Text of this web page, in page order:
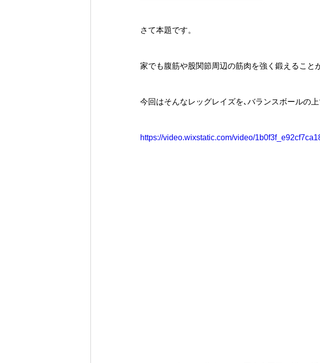
さて本題です。
家でも腹筋や股関節周辺の筋肉を強く鍛えること
今回はそんなレッグレイズを､バランスボールの上
https://video.wixstatic.com/video/